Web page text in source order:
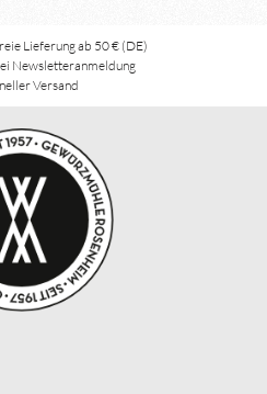
Lieferung ab 50 € (DE)
Newsletteranmeldung
Versand